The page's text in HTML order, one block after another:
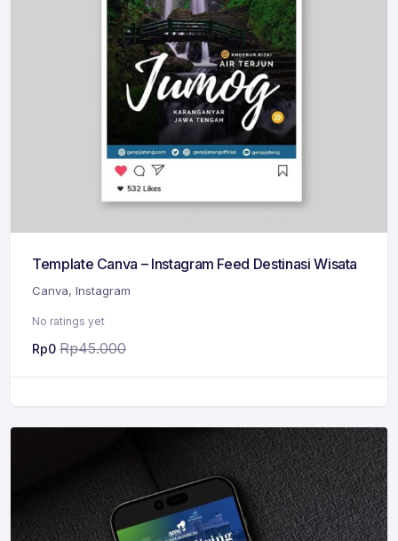
Template Canva – Instagram Feed Destinasi Wisata
Canva, Instagram
No ratings yet
Rp0 Rp45.000